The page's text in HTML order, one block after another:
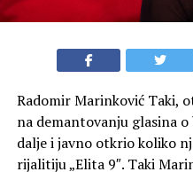
Radomir Marinković Taki,
na demantovanju glasina
dalje i javno otkrio koliko
rijalitiju „Elita 9″. Taki